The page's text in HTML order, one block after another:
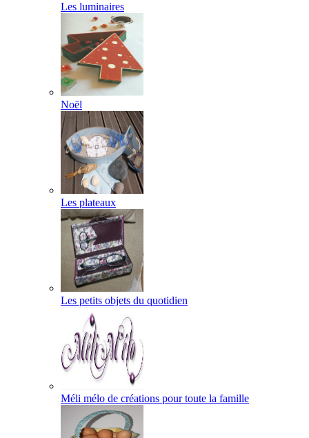
Les luminaires
Noël
Les plateaux
Les petits objets du quotidien
Méli mélo de créations pour toute la famille